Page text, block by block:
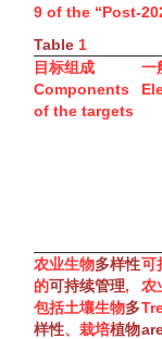
9 of the “Post-
Table 1
目标组成
Components
of the targets
一
农业生物多样性
的可持续管理,
包括土壤生物多
样性、栽培植物
可
农